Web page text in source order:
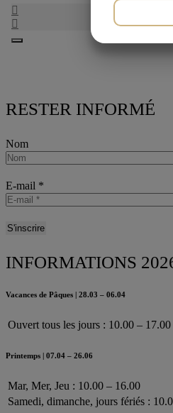
RESTER INFORMÉ
Nom
E-mail *
INFORMATIONS
Vacances de Pâques | 28.03 – 06.04
Ouvert tous les jours : 10.00 – 17.00
Printemps | 07.04 – 26.06
Mar, Mer, Jeu : 10.00 – 16.00
Samedi, dimanche, jours fériés :